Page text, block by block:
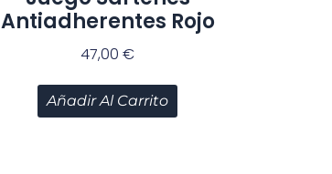
Antiadherentes Rojo
47,00€
Añadir Al Carrito